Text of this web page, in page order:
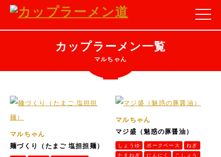
カップラーメン一覧
マルちゃん
マルちゃん
麺づくり（たまご 塩担担麺）
マルちゃん
マジ盛（魅惑の豚醤油）
しょうゆ ポークベース
ねぎ
たまねぎ
にんにく
こしょう